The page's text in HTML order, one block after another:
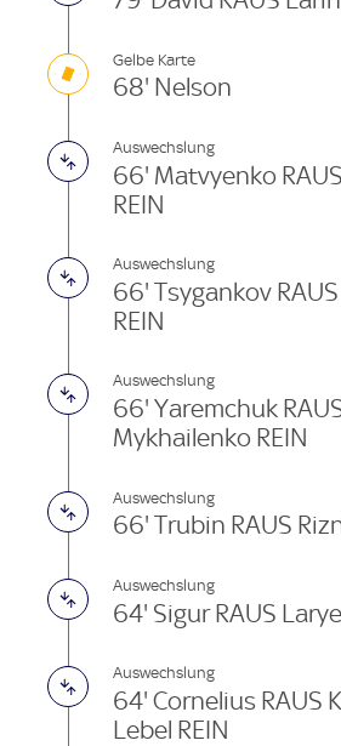
Gelbe Karte
68' Nelson
Auswechslung
66' Matvyenko
REIN
Auswechslung
66' Tsygankov
REIN
Auswechslung
66' Yaremchuk
Mykhailenko REIN
Auswechslung
66' Trubin RAUS
Auswechslung
64' Sigur RAUS
Auswechslung
64' Cornelius RAUS
Lebel REIN